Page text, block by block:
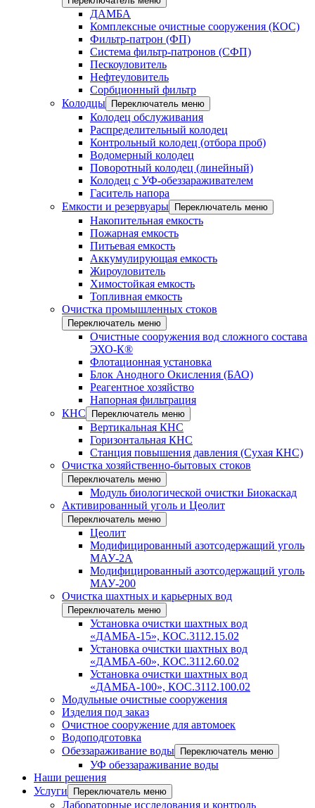
ДАМБА
Комплексные очистные сооружения (КОС)
Фильтр-патрон (ФП)
Система фильтр-патронов (СФП)
Пескоуловитель
Нефтеуловитель
Сорбционный фильтр
Колодцы
Переключатель меню
Колодец обслуживания
Распределительный колодец
Контрольный колодец (отбора проб)
Водомерный колодец
Поворотный колодец (линейный)
Колодец с УФ-обеззараживателем
Гаситель напора
Емкости и резервуары
Переключатель меню
Накопительная емкость
Пожарная емкость
Питьевая емкость
Аккумулирующая емкость
Жироуловитель
Химостойкая емкость
Топливная емкость
Очистка промышленных стоков
Переключатель меню
Очистные сооружения вод сложного состава
ЭХО-К®
Флотационная установка
Блок Анодного Окисления (БАО)
Реагентное хозяйство
Напорная фильтрация
КНС
Переключатель меню
Вертикальная КНС
Горизонтальная КНС
Станция повышения давления (Сухая КНС)
Очистка хозяйственно-бытовых стоков
Переключатель меню
Модуль биологической очистки Биокаскад
Активированный уголь и Цеолит
Переключатель меню
Цеолит
Модифицированный азотсодержащий уголь
МАУ-2А
Модифицированный азотсодержащий уголь
МАУ-200
Очистка шахтных и карьерных вод
Переключатель меню
Установка очистки шахтных вод
«ДАМБА-15», КОС.3112.15.02
Установка очистки шахтных вод
«ДАМБА-60», КОС.3112.60.02
Установка очистки шахтных вод
«ДАМБА-100», КОС.3112.100.02
Модульные очистные сооружения
Изделия под заказ
Очистное сооружение для автомоек
Водоподготовка
Обеззараживание воды
Переключатель меню
УФ обеззараживание воды
Наши решения
Услуги
Переключатель меню
Лабораторные исследования и контроль